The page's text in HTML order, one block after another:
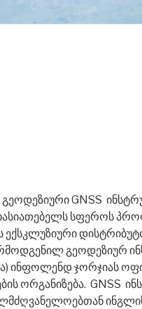
გეოდეზიური GNSS
სფეროს
ექსკლუზიური
გეოდეზიურ
ინფოლენდ ჯორჯიას
ორგანიზება. GNSS